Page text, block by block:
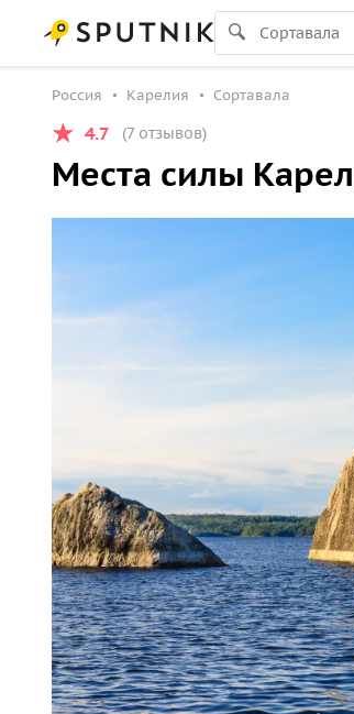
Россия Карелия Сортавала
4.7 (7 отзывов)
Места силы